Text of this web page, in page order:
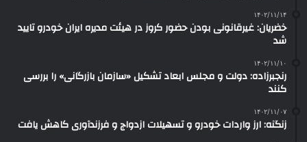
۱۴۰۲/۱۱/۱۴
خضریان: غیرقانونی بودن حضور کروز در هیئت مدیره ایران‌ خودرو تایید
شد
۱۴۰۲/۱۱/۱۰
رنجبرزاده: دولت و مجلس ابعاد تشکیل «سازمان بازرگانی» را بررسی
کنند
۱۴۰۲/۱۱/۰۷
زنگنه: ارز واردات خودرو و تسهیلات ازدواج و فرزندآوری کاهش یافت